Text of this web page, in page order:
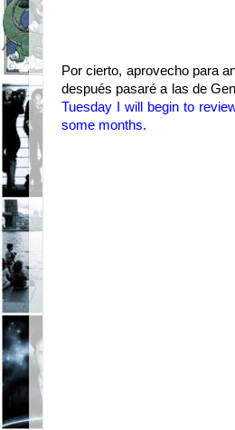
Por cierto, aprovecho para
después pasaré a las de
Tuesday I will begin to
some months.